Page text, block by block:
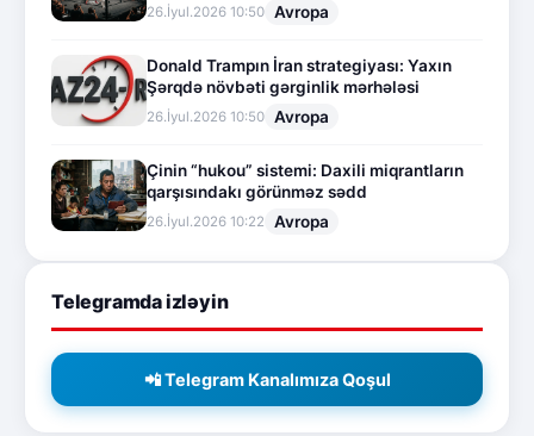
26.İyul.2026 10:50 Avropa
Donald Trampın İran strategiyası: Yaxın
Şərqdə növbəti gərginlik mərhələsi
26.İyul.2026 10:50 Avropa
Çinin “hukou” sistemi: Daxili miqrantların
qarşısındakı görünməz sədd
26.İyul.2026 10:22 Avropa
Telegramda izləyin
📲 Telegram Kanalımıza Qoşul